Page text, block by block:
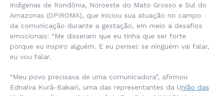
Indígenas de Rondônia, Noroeste do Mato Grosso e Sul do
Amazonas (OPIROMA), que iniciou sua atuação no campo
da comunicação durante a gestação, em meio a desafios
emocionais: “Me disseram que eu tinha que ser forte
porque eu inspiro alguém. E eu pensei: se ninguém vai falar,
eu vou falar.
“Meu povo precisava de uma comunicadora”, afirmou
Ednalva Kurâ-Bakairi, uma das representantes da União das